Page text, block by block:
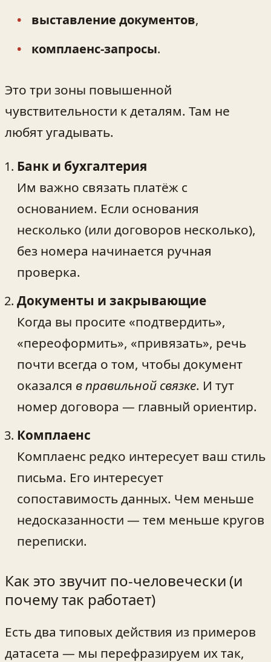
выставление документов,
комплаенс‑запросы.
Это три зоны повышенной
чувствительности к деталям. Там не
любят угадывать.
Банк и бухгалтерия
Им важно связать платёж с
основанием. Если основания
несколько (или договоров несколько),
без номера начинается ручная
проверка.
Документы и закрывающие
Когда вы просите «подтвердить»,
«переоформить», «привязать», речь
почти всегда о том, чтобы документ
оказался в правильной связке. И тут
номер договора — главный ориентир.
Комплаенс
Комплаенс редко интересует ваш стиль
письма. Его интересует
сопоставимость данных. Чем меньше
недосказанности — тем меньше кругов
переписки.
Как это звучит по-человечески (и
почему так работает)
Есть два типовых действия из примеров
датасета — мы перефразируем их так,